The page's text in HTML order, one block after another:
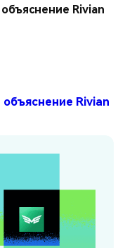
Rivian
объяснение Rivian